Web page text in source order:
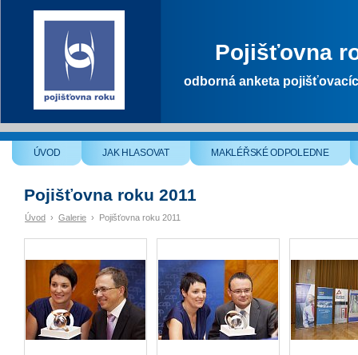
Pojišťovna
odborná anketa
ÚVOD JAK HLASOVAT MAKLÉŘSKÉ ODPOLEDNE
Pojišťovna roku 2011
Úvod › Galerie › Pojišťovna roku 2011